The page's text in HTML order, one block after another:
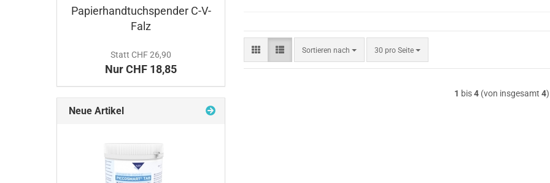
Sortieren nach
Sortieren
nach
30 pro Seite
pro Seite
1 bis4(von insgesamt 4)
Papierhandtuchspender C-V-
Falz
Statt CHF 26,90
Nur CHF 18,85
Neue Artikel